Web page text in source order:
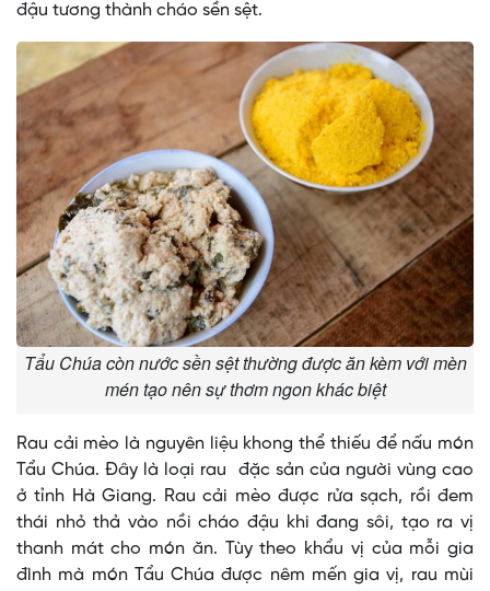
đậu tương thành cháo sền sệt.
Tẩu Chúa còn nước sền sệt thường được ăn kèm với mèn
mén tạo nên sự thơm ngon khác biệt
Rau cải mèo là nguyên liệu khong thể thiếu để nấu món
Tẩu Chúa. Đây là loại rau đặc sản của người vùng cao
ở tỉnh Hà Giang. Rau cải mèo được rửa sạch, rồi đem
thái nhỏ thả vào nồi cháo đậu khi đang sôi, tạo ra vị
thanh mát cho món ăn. Tùy theo khẩu vị của mỗi gia
đình mà món Tẩu Chúa được nêm mến gia vị, rau mùi